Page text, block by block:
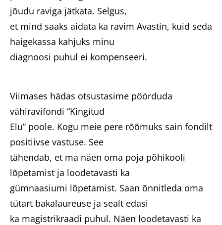
jõudu raviga jätkata. Selgus,
et mind saaks aidata ka ravim Avastin, kuid seda
haigekassa kahjuks minu
diagnoosi puhul ei kompenseeri.
Viimases hädas otsustasime pöörduda
vähiravifondi “Kingitud
Elu” poole. Kogu meie pere rõõmuks sain fondilt
positiivse vastuse. See
tähendab, et ma näen oma poja põhikooli
lõpetamist ja loodetavasti ka
gümnaasiumi lõpetamist. Saan õnnitleda oma
tütart bakalaureuse ja sealt edasi
ka magistrikraadi puhul. Näen loodetavasti ka